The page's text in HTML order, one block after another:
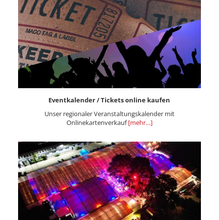
Eventkalender / Tickets online kaufen
Unser regionaler Veranstaltungskalender mit
Onlinekartenverkauf[mehr…]